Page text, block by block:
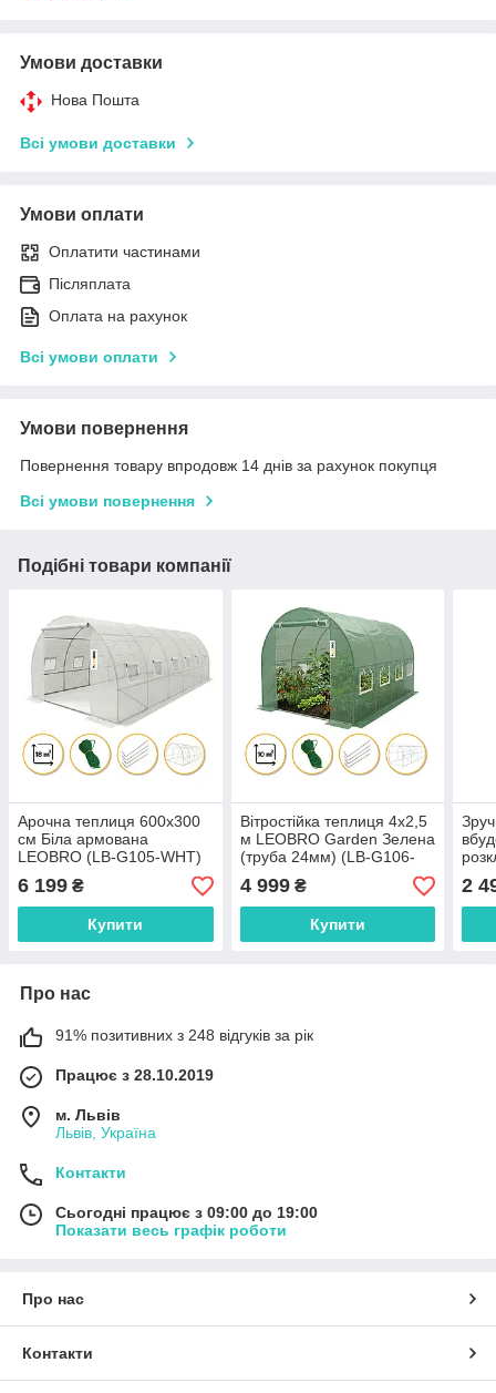
Умови доставки
Нова Пошта
Всі умови доставки
Умови оплати
Оплатити частинами
Післяплата
Оплата на рахунок
Всі умови оплати
Умови повернення
Повернення товару впродовж 14 днів за рахунок покупця
Всі умови повернення
Подібні товари компанії
Арочна теплиця 600х300
см Біла армована
LEOBRO (LB-G105-WHT)
6 199 ₴
Купити
Вітростійка теплиця 4х2,5
м LEOBRO Garden Зелена
(труба 24мм) (LB-G106-
GRN)
4 999₴
Купити
2
Про нас
91% позитивних з 248 відгуків за рік
Працює з 28.10.2019
м. Львів
Львів, Україна
Контакти
Сьогодні працює з 09:00 до 19:00
Показати весь графік роботи
Про нас
Контакти